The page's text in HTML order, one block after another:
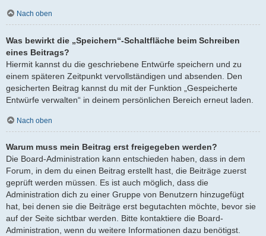
Nach oben
Was bewirkt die „Speichern“-Schaltfläche beim Schreiben
eines Beitrags?
Hiermit kannst du die geschriebene Entwürfe speichern und zu
einem späteren Zeitpunkt vervollständigen und absenden. Den
gesicherten Beitrag kannst du mit der Funktion „Gespeicherte
Entwürfe verwalten“ in deinem persönlichen Bereich erneut laden.
Nach oben
Warum muss mein Beitrag erst freigegeben werden?
Die Board-Administration kann entschieden haben, dass in dem
Forum, in dem du einen Beitrag erstellt hast, die Beiträge zuerst
geprüft werden müssen. Es ist auch möglich, dass die
Administration dich zu einer Gruppe von Benutzern hinzugefügt
hat, bei denen sie die Beiträge erst begutachten möchte, bevor sie
auf der Seite sichtbar werden. Bitte kontaktiere die Board-
Administration, wenn du weitere Informationen dazu benötigst.